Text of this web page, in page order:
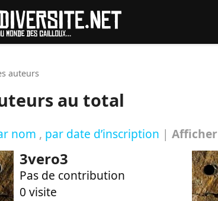
auteurs
au total
nom , par date d’inscription | Afficher
3vero3
Pas de contribution
0 visite